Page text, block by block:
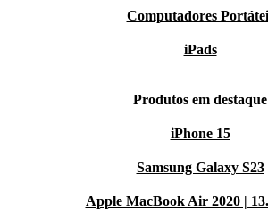
Computadores
iPads
Produtos em destaque
iPhone 15
Samsung Galaxy S23
Apple MacBook Air 2020 |